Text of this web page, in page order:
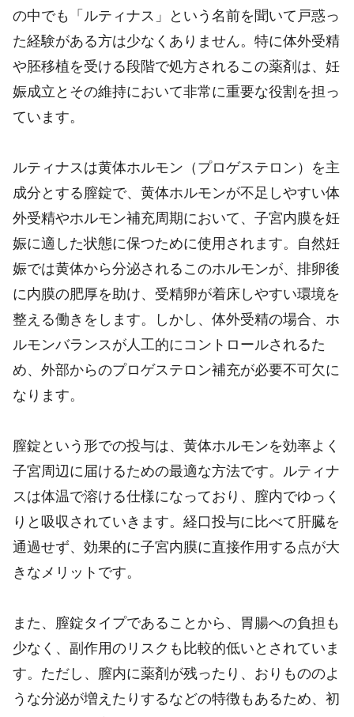
の中でも「ルティナス」という名前を聞いて戸惑っ
た経験がある方は少なくありません。特に体外受精
や胚移植を受ける段階で処方されるこの薬剤は、妊
娠成立とその維持において非常に重要な役割を担っ
ています。
ルティナスは黄体ホルモン（プロゲステロン）を主
成分とする膣錠で、黄体ホルモンが不足しやすい体
外受精やホルモン補充周期において、子宮内膜を妊
娠に適した状態に保つために使用されます。自然妊
娠では黄体から分泌されるこのホルモンが、排卵後
に内膜の肥厚を助け、受精卵が着床しやすい環境を
整える働きをします。しかし、体外受精の場合、ホ
ルモンバランスが人工的にコントロールされるた
め、外部からのプロゲステロン補充が必要不可欠に
なります。
膣錠という形での投与は、黄体ホルモンを効率よく
子宮周辺に届けるための最適な方法です。ルティナ
スは体温で溶ける仕様になっており、膣内でゆっく
りと吸収されていきます。経口投与に比べて肝臓を
通過せず、効果的に子宮内膜に直接作用する点が大
きなメリットです。
また、膣錠タイプであることから、胃腸への負担も
少なく、副作用のリスクも比較的低いとされていま
す。ただし、膣内に薬剤が残ったり、おりもののよ
うな分泌が増えたりするなどの特徴もあるため、初